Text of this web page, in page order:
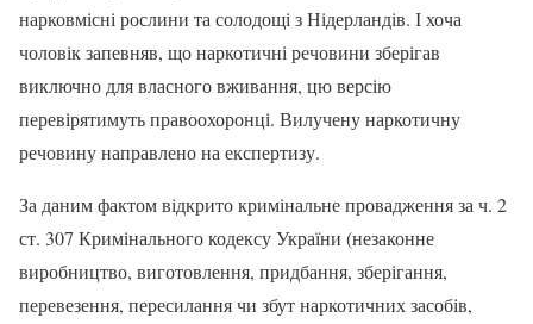
нарковмісні рослини та солодощі з Нідерландів. І хоча
чоловік запевняв, що наркотичні речовини зберігав
виключно для власного вживання, цю версію
перевірятимуть правоохоронці. Вилучену наркотичну
речовину направлено на експертизу.
За даним фактом відкрито кримінальне провадження за ч. 2
ст. 307 Кримінального кодексу України (незаконне
виробництво, виготовлення, придбання, зберігання,
перевезення, пересилання чи збут наркотичних засобів,